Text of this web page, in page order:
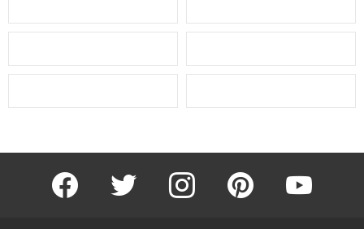
facebook twitter instagram pinterest